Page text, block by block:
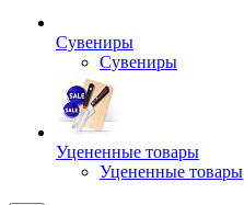
Сувениры
Сувениры
Уцененные товары
Уцененные товары